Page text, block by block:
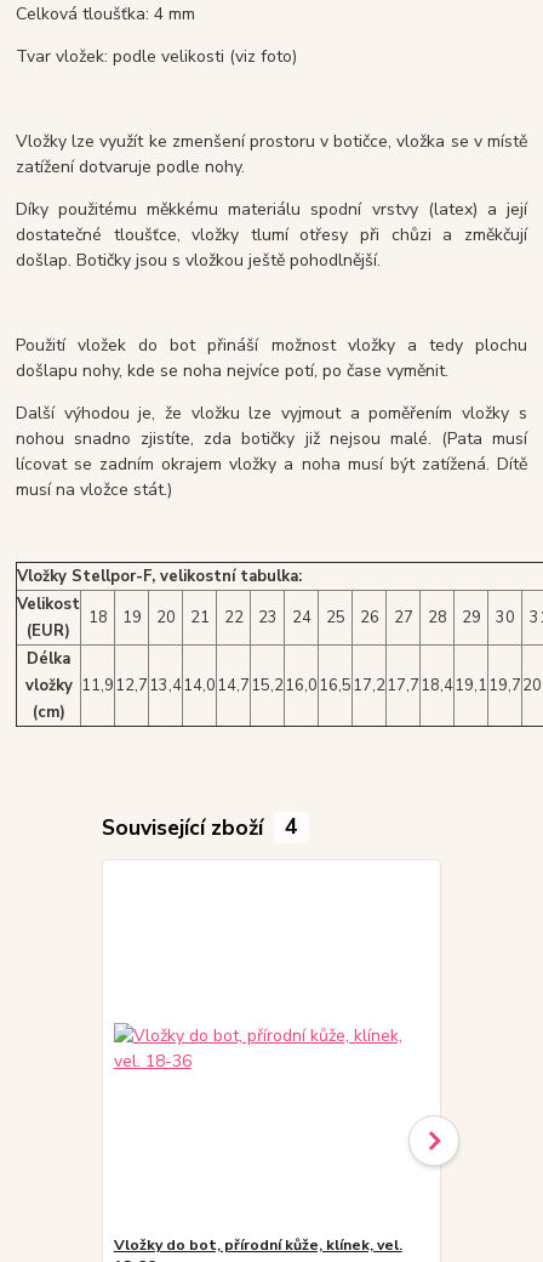
Celková tloušťka: 4 mm
Tvar vložek: podle velikosti (viz foto)
Vložky lze využít ke zmenšení prostoru v botičce, vložka se v místě
zatížení dotvaruje podle nohy.
Díky použitému měkkému materiálu spodní vrstvy (latex) a její
dostatečné tloušťce, vložky tlumí otřesy při chůzi a změkčují
došlap. Botičky jsou s vložkou ještě pohodlnější.
Použití vložek do bot přináší možnost vložky a tedy plochu
došlapu nohy, kde se noha nejvíce potí, po čase vyměnit.
Další výhodou je, že vložku lze vyjmout a poměřením vložky s
nohou snadno zjistíte, zda botičky již nejsou malé. (Pata musí
lícovat se zadním okrajem vložky a noha musí být zatížená. Dítě
musí na vložce stát.)
Vložky Stellpor-F, velikostní tabulka:
Velikost
(EUR)
18 19 20 21 22 23 24 25 26 27 28 29 30
Délka
vložky
(cm)
11,912,713,414,014,715,216,016,517,217,718,419,119,7
Související zboží 4
Vložky do bot, přírodní kůže, klínek, vel.